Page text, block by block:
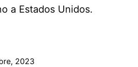
a Estados Unidos.
2023